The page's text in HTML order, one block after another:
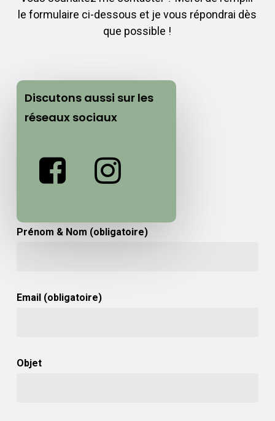
le formulaire ci-dessous et je vous répondrai dès
que possible !
Discutons aussi sur les
réseaux sociaux
Prénom & Nom (obligatoire)
Email (obligatoire)
Objet